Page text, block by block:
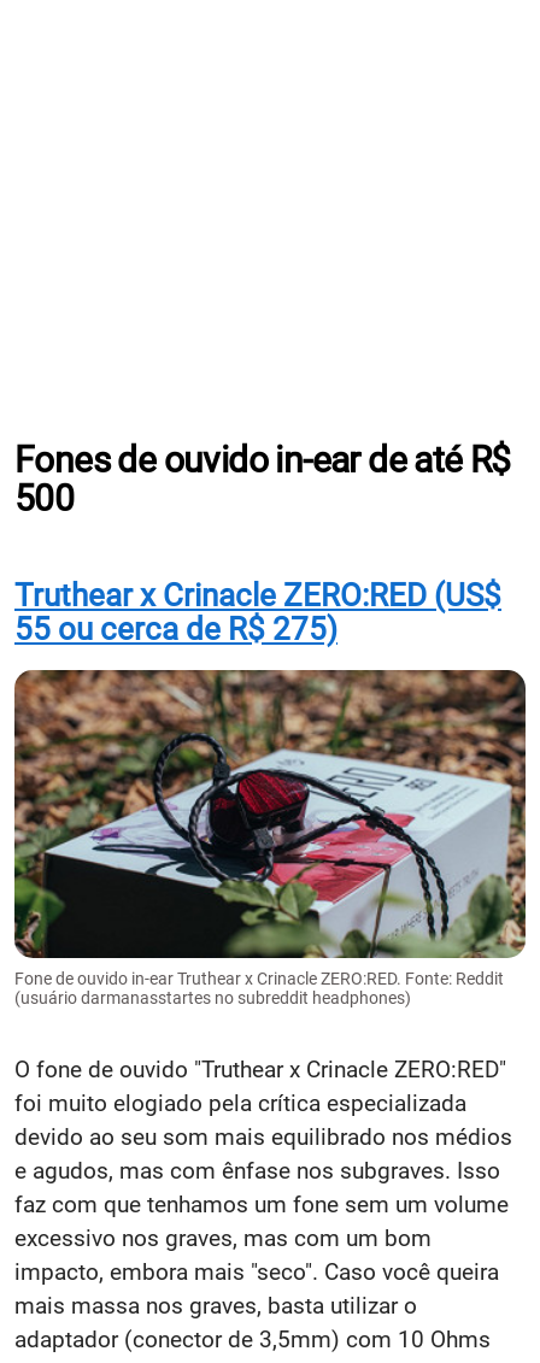
Fones de ouvido in-ear de até R$
500
Truthear x Crinacle ZERO:RED (US$
55 ou cerca de R$ 275)
Fone de ouvido in-ear Truthear x Crinacle ZERO:RED. Fonte: Reddit
(usuário darmanasstartes no subreddit headphones)
O fone de ouvido "Truthear x Crinacle ZERO:RED"
foi muito elogiado pela crítica especializada
devido ao seu som mais equilibrado nos médios
e agudos, mas com ênfase nos subgraves. Isso
faz com que tenhamos um fone sem um volume
excessivo nos graves, mas com um bom
impacto, embora mais "seco". Caso você queira
mais massa nos graves, basta utilizar o
adaptador (conector de 3,5mm) com 10 Ohms